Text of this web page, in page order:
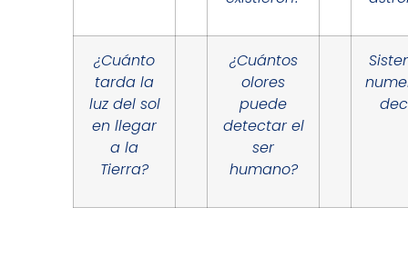
¿Cuánto
tarda la
luz del sol
en llegar
a la
Tierra?
¿Cuántos
olores
puede
detectar el
ser
humano?